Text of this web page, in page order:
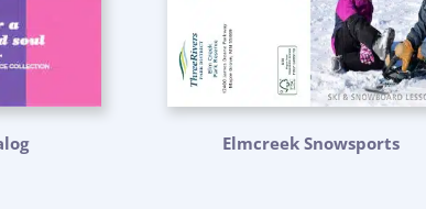
Elmcreek Snowsports